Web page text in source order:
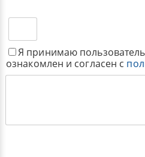
Я принимаю
ознакомлен и согласен с